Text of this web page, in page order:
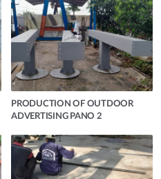
PRODUCTION OF OUTDOOR
ADVERTISING PANO 2